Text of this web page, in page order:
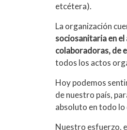
etcétera).
La organización
sociosanitaria en el
colaboradoras, de
todos los actos
Hoy podemos
de nuestro país,
absoluto en todo lo
Nuestro esfuerzo,